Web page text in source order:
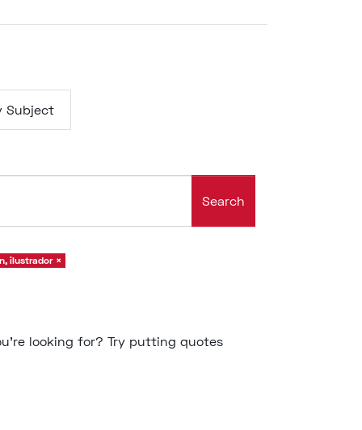
Subject
Search
ilustrador ×
looking for? Try putting quotes